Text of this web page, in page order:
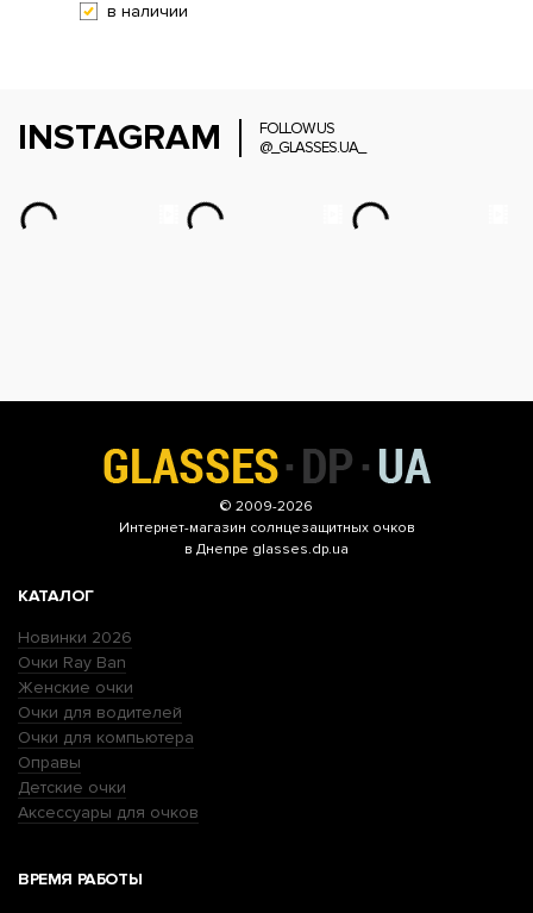
в наличии
INSTAGRAM
FOLLOW US
@_GLASSES.UA_
© 2009-2026
Интернет-магазин солнцезащитных очков
в Днепре glasses.dp.ua
КАТАЛОГ
Новинки 2026
Очки Ray Ban
Женские очки
Очки для водителей
Очки для компьютера
Оправы
Детские очки
Аксессуары для очков
ВРЕМЯ РАБОТЫ